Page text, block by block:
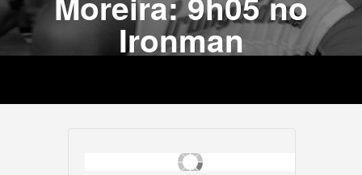
Ironman